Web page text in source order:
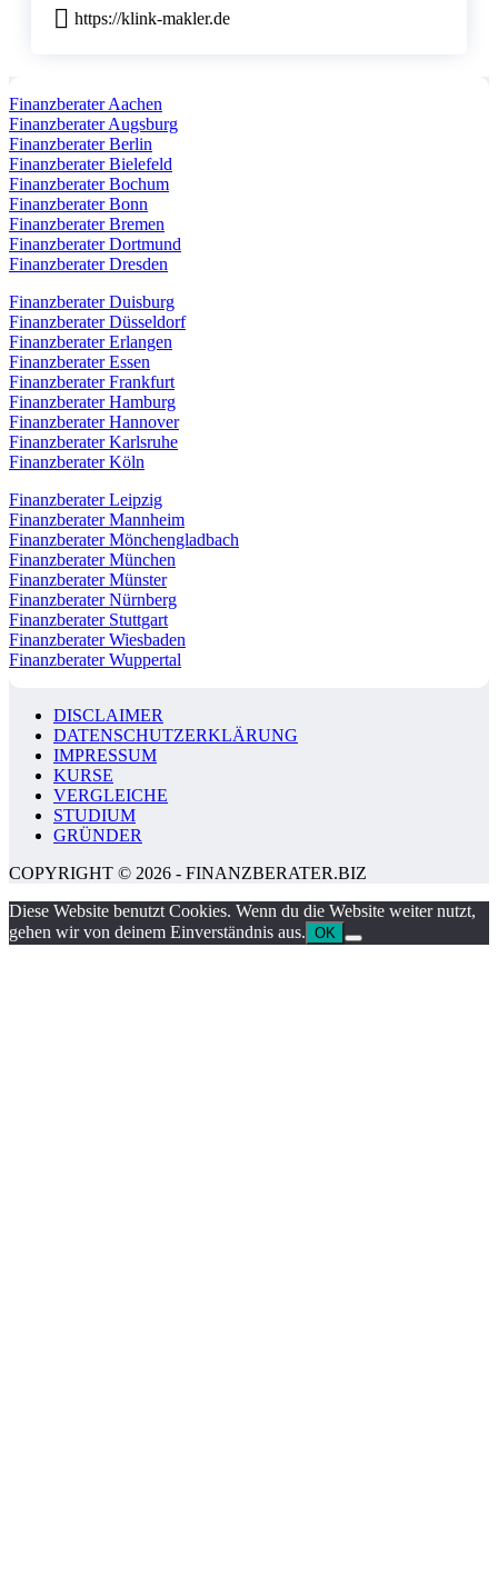
https://klink-makler.de
Finanzberater Aachen
Finanzberater Augsburg
Finanzberater Berlin
Finanzberater Bielefeld
Finanzberater Bochum
Finanzberater Bonn
Finanzberater Bremen
Finanzberater Dortmund
Finanzberater Dresden
Finanzberater Duisburg
Finanzberater Düsseldorf
Finanzberater Erlangen
Finanzberater Essen
Finanzberater Frankfurt
Finanzberater Hamburg
Finanzberater Hannover
Finanzberater Karlsruhe
Finanzberater Köln
Finanzberater Leipzig
Finanzberater Mannheim
Finanzberater Mönchengladbach
Finanzberater München
Finanzberater Münster
Finanzberater Nürnberg
Finanzberater Stuttgart
Finanzberater Wiesbaden
Finanzberater Wuppertal
DISCLAIMER
DATENSCHUTZERKLÄRUNG
IMPRESSUM
KURSE
VERGLEICHE
STUDIUM
GRÜNDER
COPYRIGHT © 2026 - FINANZBERATER.BIZ
Diese Website benutzt Cookies. Wenn du die Website weiter nutzt,
gehen wir von deinem Einverständnis aus. OK